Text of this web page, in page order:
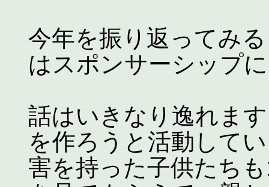
今年を振り返ってみ
はスポンサーシップ
話はいきなり逸れま
を作ろうと活動して
害を持った子供たち